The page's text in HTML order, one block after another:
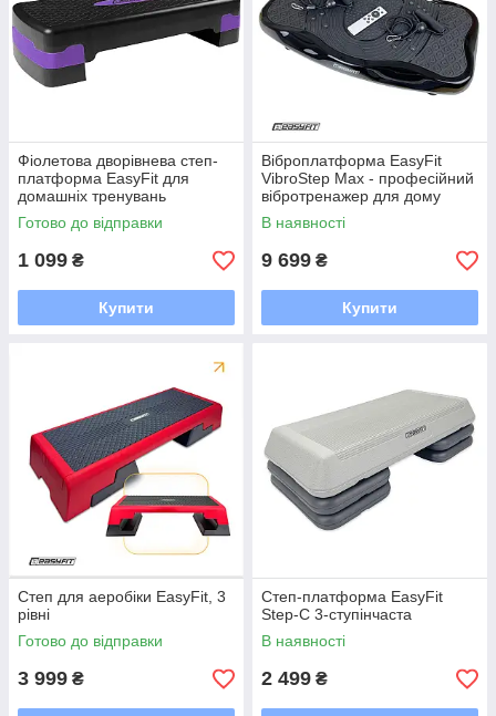
Фіолетова дворівнева степ-
платформа EasyFit для
домашніх тренувань
Готово до відправки
1 099 ₴
Купити
Віброплатформа EasyFit
VibroStep Max - професійний
вібротренажер для дому
В наявності
9 699 ₴
Купити
Степ для аеробіки EasyFit, 3
рівні
Готово до відправки
3 999 ₴
Степ-платформа EasyFit
Step-С 3-ступінчаста
В наявності
2 499 ₴